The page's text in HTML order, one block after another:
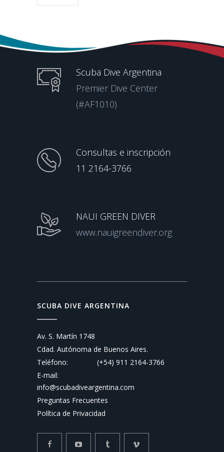
Scuba Dive Argentina
Premier Dive Center
(#AF1010)
Consultas e inscripción
11 2164-3766
NAUI GREEN DIVER
www.nauigreendiver.org
SCUBA DIVE ARGENTINA
Av. S. Martín 1748
Cdad. Autónoma de Buenos Aires.
Teléfono:
(+54) 911 2164-3766
E-mail:
info@scubadiveargentina.com
Preguntas Frecuentes
Política de Privacidad